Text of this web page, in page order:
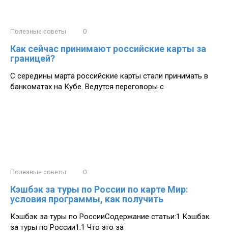
Полезные советы 0
Как сейчас принимают российские карты за
границей?
С середины марта российские карты стали принимать в
банкоматах на Кубе. Ведутся переговоры с
Полезные советы 0
Кэшбэк за туры по России по карте Мир:
условия программы, как получить
Кэшбэк за туры по РоссииСодержание статьи:1 Кэшбэк
за туры по России1.1 Что это за